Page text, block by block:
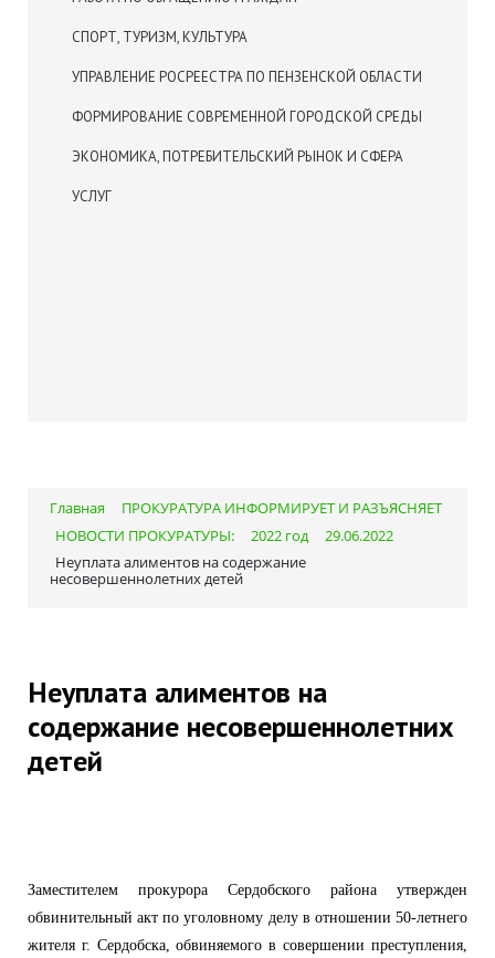
СПОРТ, ТУРИЗМ, КУЛЬТУРА
УПРАВЛЕНИЕ РОСРЕЕСТРА ПО ПЕНЗЕНСКОЙ ОБЛАСТИ
ФОРМИРОВАНИЕ СОВРЕМЕННОЙ ГОРОДСКОЙ СРЕДЫ
ЭКОНОМИКА, ПОТРЕБИТЕЛЬСКИЙ РЫНОК И СФЕРА
УСЛУГ
Главная
ПРОКУРАТУРА ИНФОРМИРУЕТ И РАЗЪЯСНЯЕТ
НОВОСТИ ПРОКУРАТУРЫ:
2022 год
29.06.2022
Неуплата алиментов на содержание
несовершеннолетних детей
Неуплата алиментов на
содержание несовершеннолетних
детей
Заместителем прокурора Сердобского района утвержден
обвинительный акт по уголовному делу в отношении 50-летнего
жителя г. Сердобска, обвиняемого в совершении преступления,